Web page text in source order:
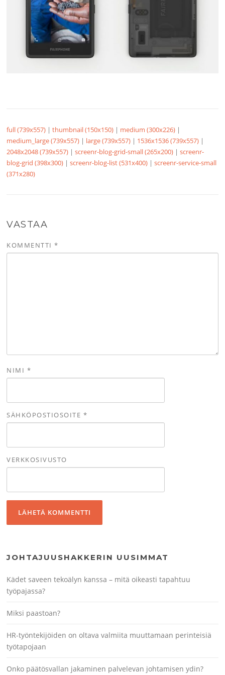
full (739x557) |thumbnail (150x150) | medium (300x226) |
medium_large (739x557) | large (739x557) | 1536x1536 (739x557) |
2048x2048 (739x557) |screenr-blog-grid-small (265x200) |screenr-
blog-grid (398x300) |screenr-blog-list (531x400) |screenr-service-small
(371x280)
VASTAA
KOMMENTTI*
NIMI *
SÄHKÖPOSTIOSOITE *
VERKKOSIVUSTO
JOHTAJUUSHAKKERIN UUSIMMAT
Kädet saveen tekoälyn kanssa – mitä oikeasti tapahtuu
työpajassa?
Miksi paastoan?
HR-työntekijöiden on oltava valmiita muuttamaan perinteisiä
työtapojaan
Onko päätösvallan jakaminen palvelevan johtamisen ydin?